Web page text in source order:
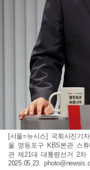
[서울=뉴시스] 국회사진기
울 영등포구 KBS본관 스
관 제21대 대통령선거 2차
2025.05.23.